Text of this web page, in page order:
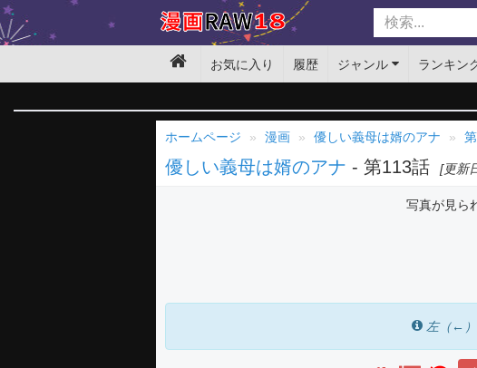
お気に入り 履歴 ジャンル ランキン
ホームページ 漫画 優しい義母は婿のアナ
優しい義母は婿のアナ - 第113話 [更新
写真が見ら
左（←）